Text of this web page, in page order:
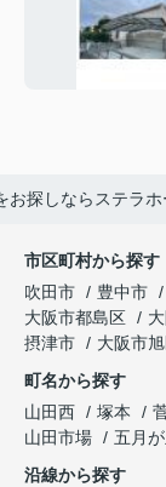
お探しならステラホ
市区町村から探す
吹田市
豊中市
大阪市都島区
摂津市
大阪市
町名から探す
山田西
塚本
山田市場
五月
沿線から探す